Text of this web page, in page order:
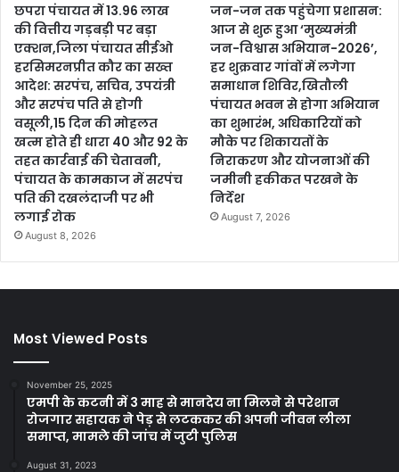
छपरा पंचायत में 13.96 लाख
की वित्तीय गड़बड़ी पर बड़ा
एक्शन,जिला पंचायत सीईओ
हरसिमरनप्रीत कौर का सख्त
आदेश: सरपंच, सचिव, उपयंत्री
और सरपंच पति से होगी
वसूली,15 दिन की मोहलत
खत्म होते ही धारा 40 और 92 के
तहत कार्रवाई की चेतावनी,
पंचायत के कामकाज में सरपंच
पति की दखलंदाजी पर भी
लगाई रोक
August 8, 2026
जन-जन तक पहुंचेगा प्रशासन:
आज से शुरू हुआ ‘मुख्यमंत्री
जन-विश्वास अभियान-2026’,
हर शुक्रवार गांवों में लगेगा
समाधान शिविर,खितौली
पंचायत भवन से होगा अभियान
का शुभारंभ, अधिकारियों को
मौके पर शिकायतों के
निराकरण और योजनाओं की
जमीनी हकीकत परखने के
निर्देश
August 7, 2026
Most Viewed Posts
November 25, 2025
एमपी के कटनी में 3 माह से मानदेय ना मिलने से परेशान
रोजगार सहायक ने पेड़ से लटककर की अपनी जीवन लीला
समाप्त, मामले की जांच में जुटी पुलिस
August 31, 2023